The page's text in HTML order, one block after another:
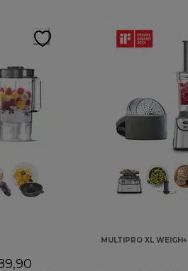
MULTIPRO XL WEIGH+